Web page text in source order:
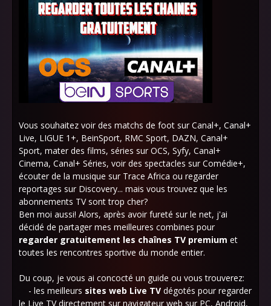
Vous souhaitez voir des matchs de foot sur Canal+, Canal+
Live, LIGUE 1+, BeinSport, RMC Sport, DAZN, Canal+
Sport, mater des films, séries sur OCS, Syfy, Canal+
Cinema, Canal+ Séries, voir des spectacles sur Comédie+,
écouter de la musique sur Trace Africa ou regarder
reportages sur Discovery... mais vous trouvez que les
abonnements TV sont trop cher?
Ben moi aussi! Alors, après avoir fureté sur le net, j'ai
décidé de partager mes meilleures combines pour
regarder gratuitement les chaînes TV premium et
toutes les rencontres sportive du monde entier.
Du coup, je vous ai concocté un guide ou vous trouverez:
- les meilleurs sites web Live TV dégotés pour regarder
le Live TV directement sur navigateur web sur PC, Android,